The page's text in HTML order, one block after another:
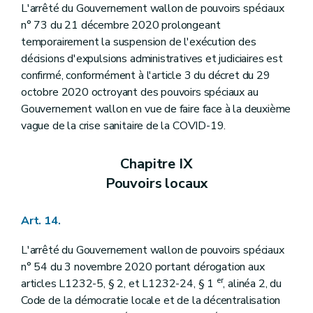
L'arrêté du Gouvernement wallon de pouvoirs spéciaux
n° 73 du 21 décembre 2020 prolongeant
temporairement la suspension de l'exécution des
décisions d'expulsions administratives et judiciaires est
confirmé, conformément à l'article 3 du décret du 29
octobre 2020 octroyant des pouvoirs spéciaux au
Gouvernement wallon en vue de faire face à la deuxième
vague de la crise sanitaire de la COVID-19.
Chapitre IX
Pouvoirs locaux
Art. 14.
L'arrêté du Gouvernement wallon de pouvoirs spéciaux
n° 54 du 3 novembre 2020 portant dérogation aux
articles L1232-5, § 2, et L1232-24, § 1 er, alinéa 2, du
Code de la démocratie locale et de la décentralisation